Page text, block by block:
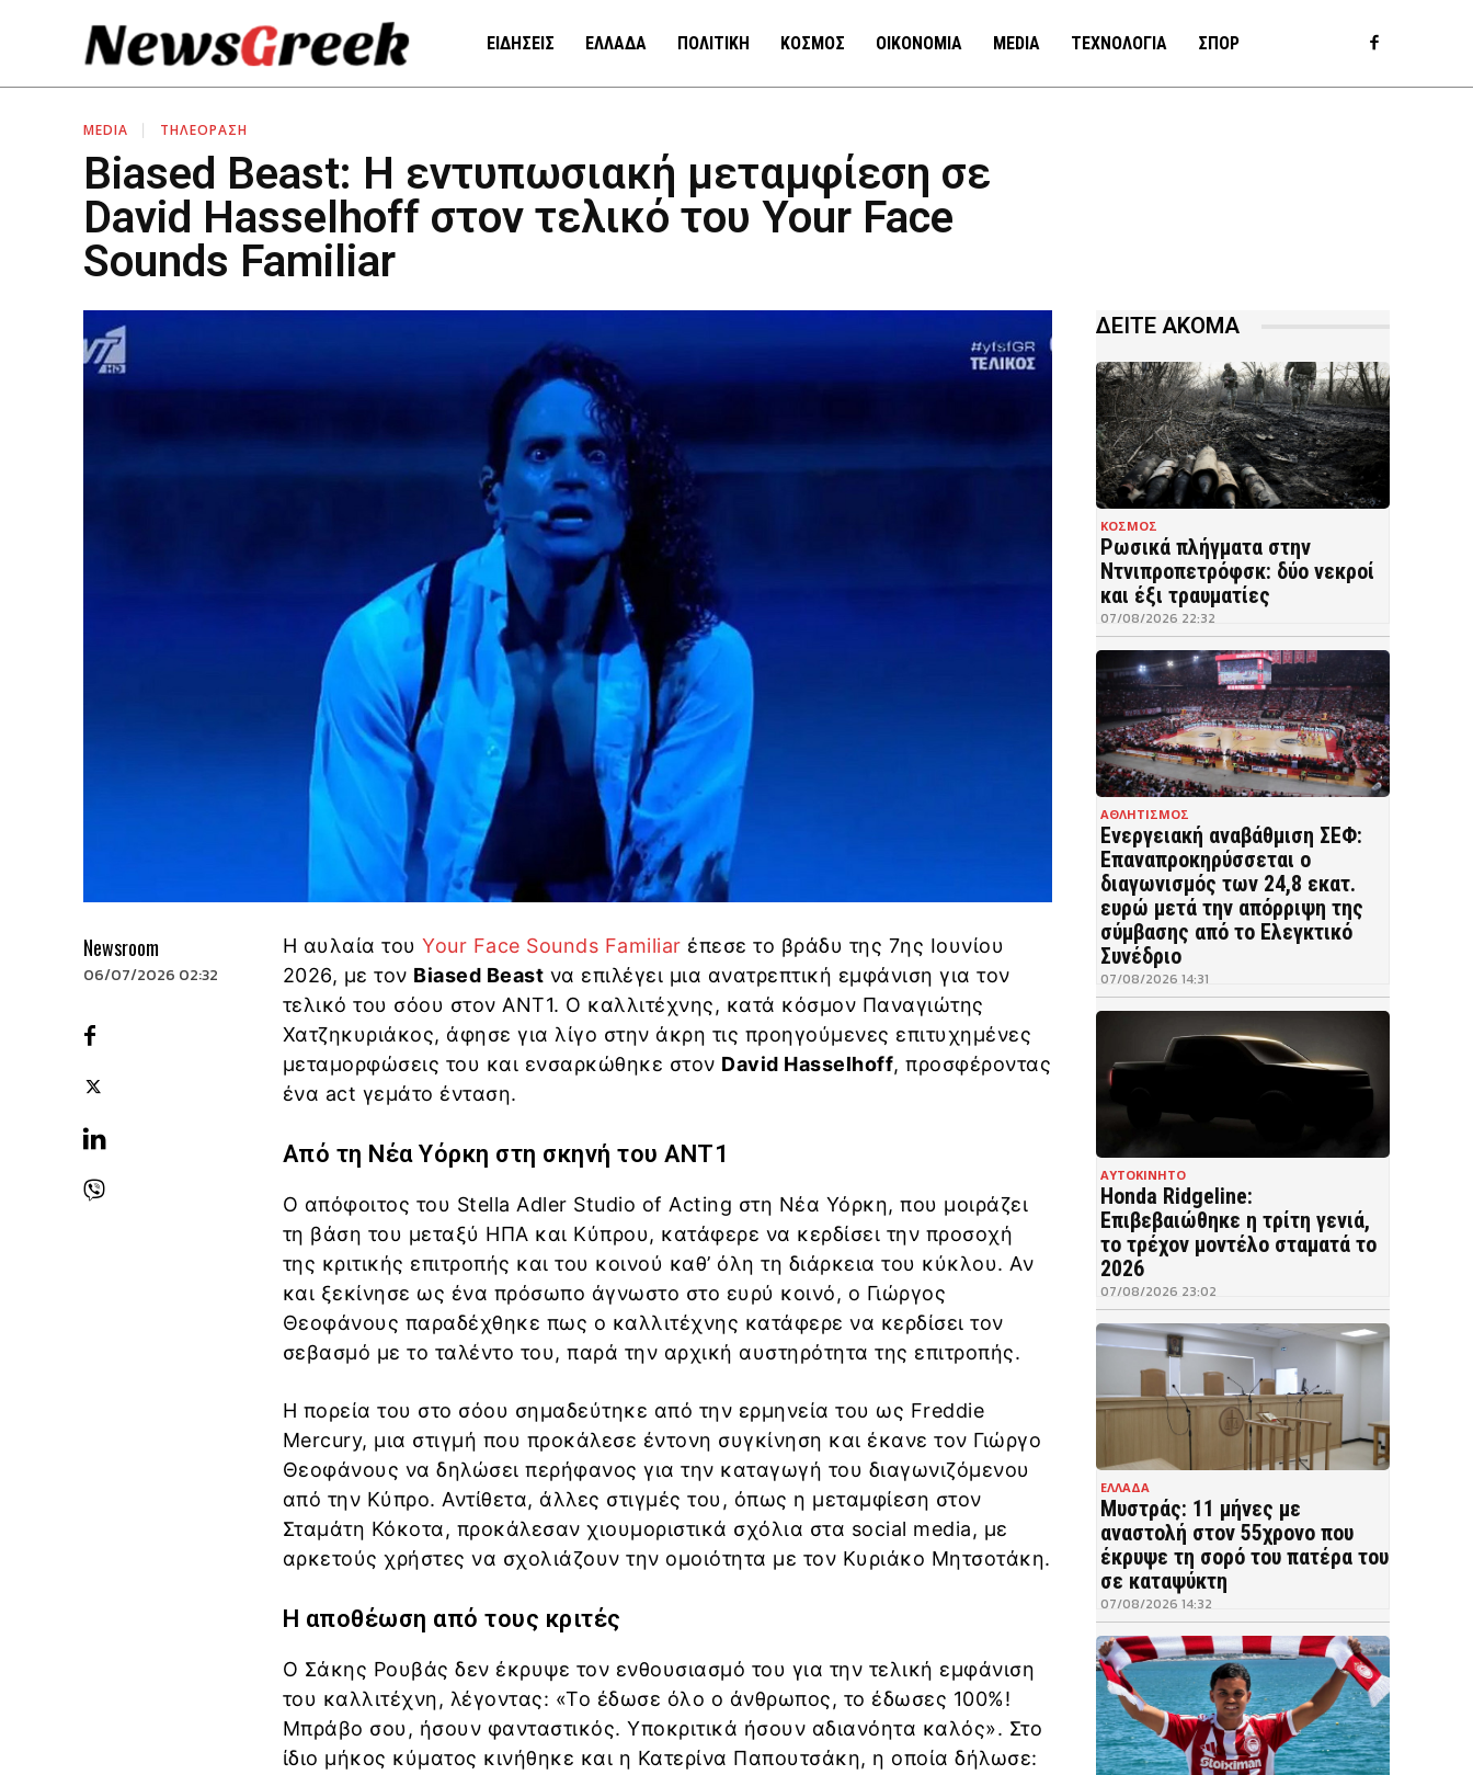
ΕΙΔΗΣΕΙΣ ΕΛΛΑΔΑ ΠΟΛΙΤΙΚΗ ΚΟΣΜΟΣ ΟΙΚΟΝΟΜΙΑ MEDIA ΤΕΧΝΟΛΟΓΙΑ ΣΠΟΡ
MEDIA ΤΗΛΕΟΡΑΣΗ
Biased Beast: Η εντυπωσιακή μεταμφίεση σε
David Hasselhoff στον τελικό του Your Face
Sounds Familiar
Newsroom
06/07/2026 02:32
Η αυλαία τουYour Face Sounds Familiar έπεσε το βράδυ της 7ης Ιουνίου
2026, με τον Biased Beast να επιλέγει μια ανατρεπτική εμφάνιση για τον
τελικό του σόου στον ΑΝΤ1. Ο καλλιτέχνης, κατά κόσμον Παναγιώτης
Χατζηκυριάκος, άφησε για λίγο στην άκρη τις προηγούμενες επιτυχημένες
μεταμορφώσεις του και ενσαρκώθηκε στον David Hasselhoff, προσφέροντας
ένα act γεμάτο ένταση.
Από τη Νέα Υόρκη στη σκηνή του ΑΝΤ1
Ο απόφοιτος του Stella Adler Studio of Acting στη Νέα Υόρκη, που μοιράζει
τη βάση του μεταξύ ΗΠΑ και Κύπρου, κατάφερε να κερδίσει την προσοχή
της κριτικής επιτροπής και του κοινού καθ’ όλη τη διάρκεια του κύκλου. Αν
και ξεκίνησε ως ένα πρόσωπο άγνωστο στο ευρύ κοινό, ο Γιώργος
Θεοφάνους παραδέχθηκε πως ο καλλιτέχνης κατάφερε να κερδίσει τον
σεβασμό με το ταλέντο του, παρά την αρχική αυστηρότητα της επιτροπής.
Η πορεία του στο σόου σημαδεύτηκε από την ερμηνεία του ως Freddie
Mercury, μια στιγμή που προκάλεσε έντονη συγκίνηση και έκανε τον Γιώργο
Θεοφάνους να δηλώσει περήφανος για την καταγωγή του διαγωνιζόμενου
από την Κύπρο. Αντίθετα, άλλες στιγμές του, όπως η μεταμφίεση στον
Σταμάτη Κόκοτα, προκάλεσαν χιουμοριστικά σχόλια στα social media, με
αρκετούς χρήστες να σχολιάζουν την ομοιότητα με τον Κυριάκο Μητσοτάκη.
Η αποθέωση από τους κριτές
Ο Σάκης Ρουβάς δεν έκρυψε τον ενθουσιασμό του για την τελική εμφάνιση
του καλλιτέχνη, λέγοντας: «Το έδωσε όλο ο άνθρωπος, το έδωσες 100%!
Μπράβο σου, ήσουν φανταστικός. Υποκριτικά ήσουν αδιανόητα καλός». Στο
ίδιο μήκος κύματος κινήθηκε και η Κατερίνα Παπουτσάκη, η οποία δήλωσε:
ΔΕΙΤΕ ΑΚΟΜΑ
ΚΟΣΜΟΣ
Ρωσικά πλήγματα στην
Ντνιπροπετρόφσκ: δύο νεκροί
και έξι τραυματίες
07/08/2026 22:32
ΑΘΛΗΤΙΣΜΟΣ
Ενεργειακή αναβάθμιση ΣΕΦ:
Επαναπροκηρύσσεται ο
διαγωνισμός των 24,8 εκατ.
ευρώ μετά την απόρριψη της
σύμβασης από το Ελεγκτικό
Συνέδριο
07/08/2026 14:31
ΑΥΤΟΚΙΝΗΤΟ
Honda Ridgeline:
Επιβεβαιώθηκε η τρίτη γενιά,
το τρέχον μοντέλο σταματά το
2026
07/08/2026 23:02
ΕΛΛΑΔΑ
Μυστράς: 11 μήνες με
αναστολή στον 55χρονο που
έκρυψε τη σορό του πατέρα του
σε καταψύκτη
07/08/2026 14:32